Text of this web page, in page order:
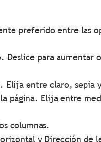
preferido entre las
Deslice para aumentar
Elija entre claro, sepia
página. Elija entre
columnas.
y Dirección de